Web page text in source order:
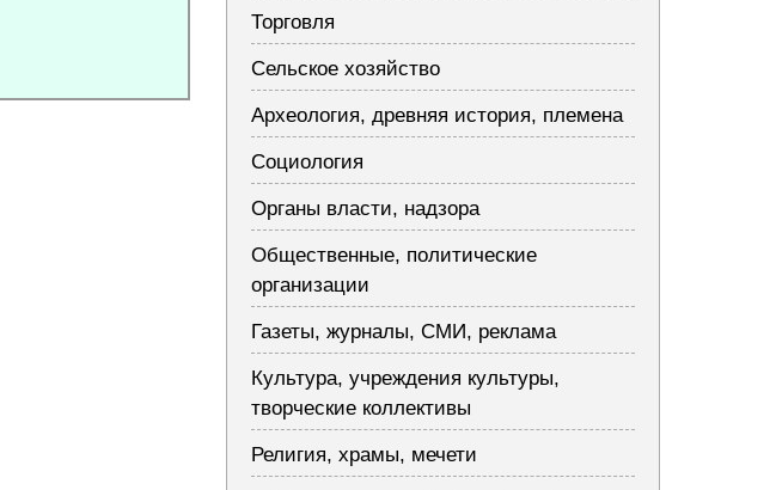
Торговля
Сельское хозяйство
Археология, древняя история, племена
Социология
Органы власти, надзора
Общественные, политические
организации
Газеты, журналы, СМИ, реклама
Культура, учреждения культуры,
творческие коллективы
Религия, храмы, мечети